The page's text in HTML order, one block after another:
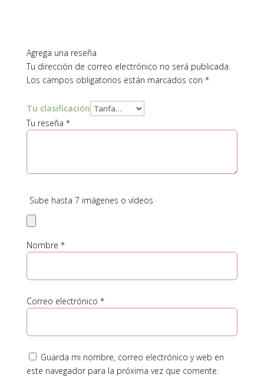
Agrega una reseña
Tu dirección de correo electrónico no será publicada.
Los campos obligatorios están marcados con *
Tu clasificación
Tu reseña *
Sube hasta 7 imágenes o vídeos
Nombre *
Correo electrónico *
Guarda mi nombre, correo electrónico y web en
este navegador para la próxima vez que comente.